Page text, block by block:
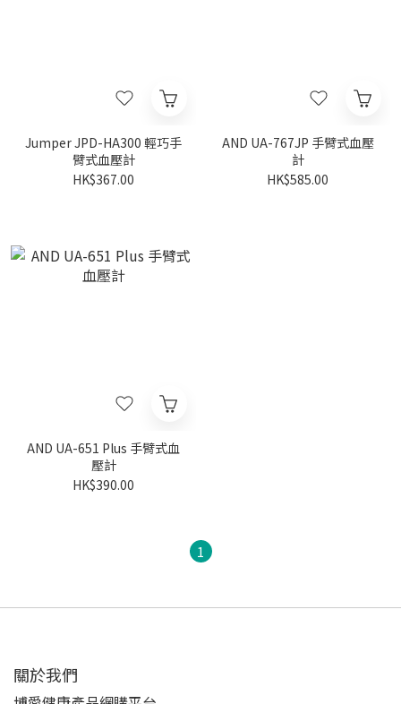
Jumper JPD-HA300 輕巧手
臂式血壓計
HK$367.00
AND UA-767JP 手臂式血壓
計
HK$585.00
AND UA-651 Plus 手臂式血
壓計
HK$390.00
1
關於我們‎